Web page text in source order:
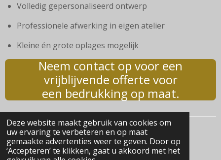
Deze website maakt gebruik van cookies om
uw ervaring te verbeteren en op maat
gemaakte advertenties weer te geven. Door op
‘Accepteren’ te klikken, gaat u akkoord met het
Volledig gepersonaliseerd ontwerp
Professionele afwerking in eigen atelier
Kleine én grote oplages mogelijk
Neem contact op voor een
vrijblijvende offerte voor
een bedrukking op maat.
© 2025 - 2026 i.j-lettershop
Powered byJouwWeb